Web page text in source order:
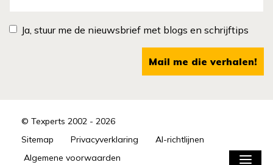
Ja, stuur me de nieuwsbrief met blogs en schrijftips
Mail me die verhalen!
© Texperts 2002 - 2026
Sitemap
Privacyverklaring
AI-richtlijnen
Algemene voorwaarden